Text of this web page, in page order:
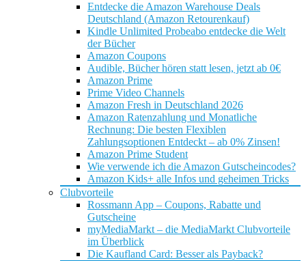
Entdecke die Amazon Warehouse Deals
Deutschland (Amazon Retourenkauf)
Kindle Unlimited Probeabo entdecke die Welt
der Bücher
Amazon Coupons
Audible, Bücher hören statt lesen, jetzt ab 0€
Amazon Prime
Prime Video Channels
Amazon Fresh in Deutschland 2026
Amazon Ratenzahlung und Monatliche
Rechnung: Die besten Flexiblen
Zahlungsoptionen Entdeckt – ab 0% Zinsen!
Amazon Prime Student
Wie verwende ich die Amazon Gutscheincodes?
Amazon Kids+ alle Infos und geheimen Tricks
Clubvorteile
Rossmann App – Coupons, Rabatte und
Gutscheine
myMediaMarkt – die MediaMarkt Clubvorteile
im Überblick
Die Kaufland Card: Besser als Payback?